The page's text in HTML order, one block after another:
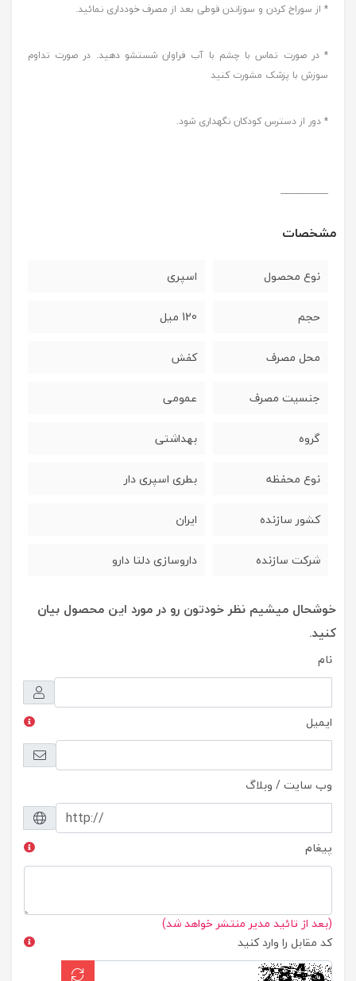
* از سوراخ کردن و سوزاندن قوطی بعد از مصرف خودداری نمائید.
* در صورت تماس با چشم با آب فراوان شستشو دهید. در صورت تداوم
سوزش با پزشک مشورت کنید
* دور از دسترس کودکان نگهداری شود.
--------------------
مشخصات
نوع محصول اسپری
حجم 120 میل
محل مصرف کفش
جنسیت مصرف عمومی
گروه بهداشتی
نوع محفظه بطری اسپری دار
کشور سازنده ایران
شرکت سازنده داروسازی دلتا دارو
خوشحال میشیم نظر خودتون رو در مورد این محصول بیان
کنید.
نام
ایمیل
وب سایت / وبلاگ
پیغام
(بعد از تائید مدیر منتشر خواهد شد)
کد مقابل را وارد کنید